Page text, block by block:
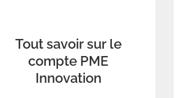
Tout savoir sur le
compte PME
Innovation